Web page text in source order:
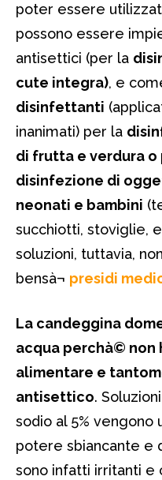
poter essere
possono essere
antisettici (per la
cute integra), e
disinfettanti
inanimati) per la
di frutta e verdura o
disinfezione di
neonati e bambini
succhiotti, stoviglie,
soluzioni, tuttavia,
bensà¬ presidi
La candeggina
acqua perchà© non
alimentare e
antisettico.
sodio al 5% vengono
potere sbiancante e
sono infatti irritanti e